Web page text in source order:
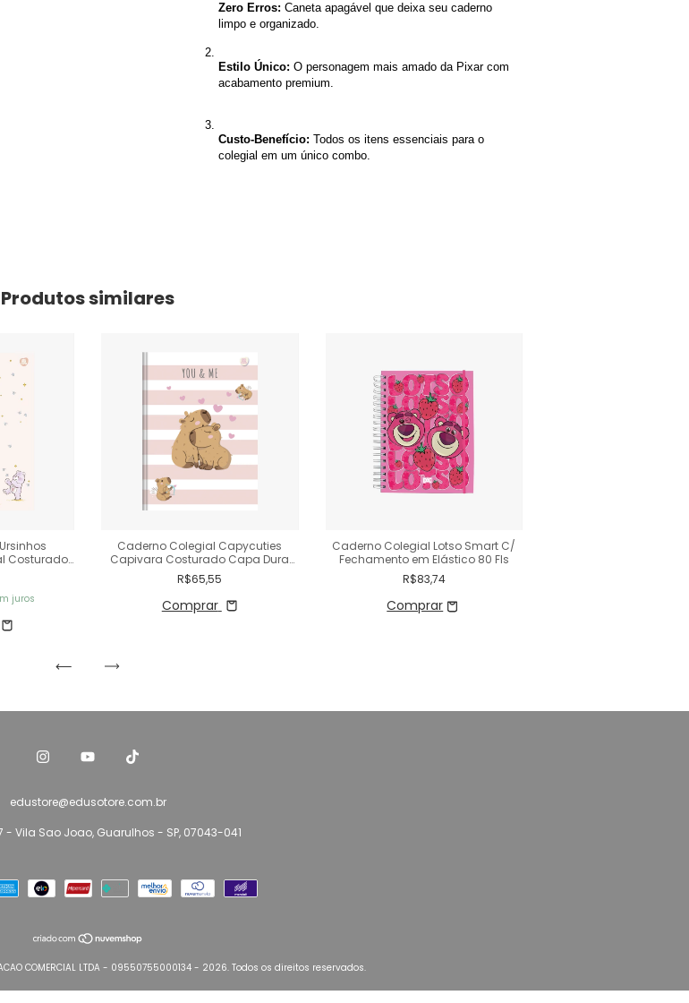
Zero Erros: Caneta apagável que deixa seu caderno
limpo e organizado.
Estilo Único: O personagem mais amado da Pixar com
acabamento premium.
Custo-Benefício: Todos os itens essenciais para o
colegial em um único combo.
Produtos similares
Costurado
- 10M
juros
Caderno Colegial Capycuties
Capivara Costurado Capa Dura
160 Fls
R$65,55
Comprar
Caderno Colegial Lotso Smart C/
Fechamento em Elástico 80 Fls
R$83,74
edustore@edusotore.com.br
- Vila Sao Joao, Guarulhos - SP, 07043-041
COMERCIAL LTDA - 09550755000134 - 2026. Todos os direitos reservados.